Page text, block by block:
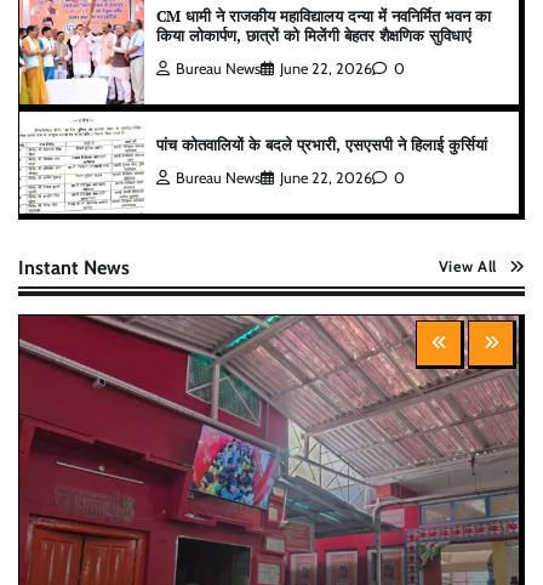
CM धामी ने राजकीय महाविद्यालय दन्या में नवनिर्मित भवन का
किया लोकार्पण, छात्रों को मिलेंगी बेहतर शैक्षणिक सुविधाएं
Bureau News June 22, 2026 0
पांच कोतवालियों के बदले प्रभारी, एसएसपी ने हिलाई कुर्सियां
Bureau News June 22, 2026 0
Instant News View All